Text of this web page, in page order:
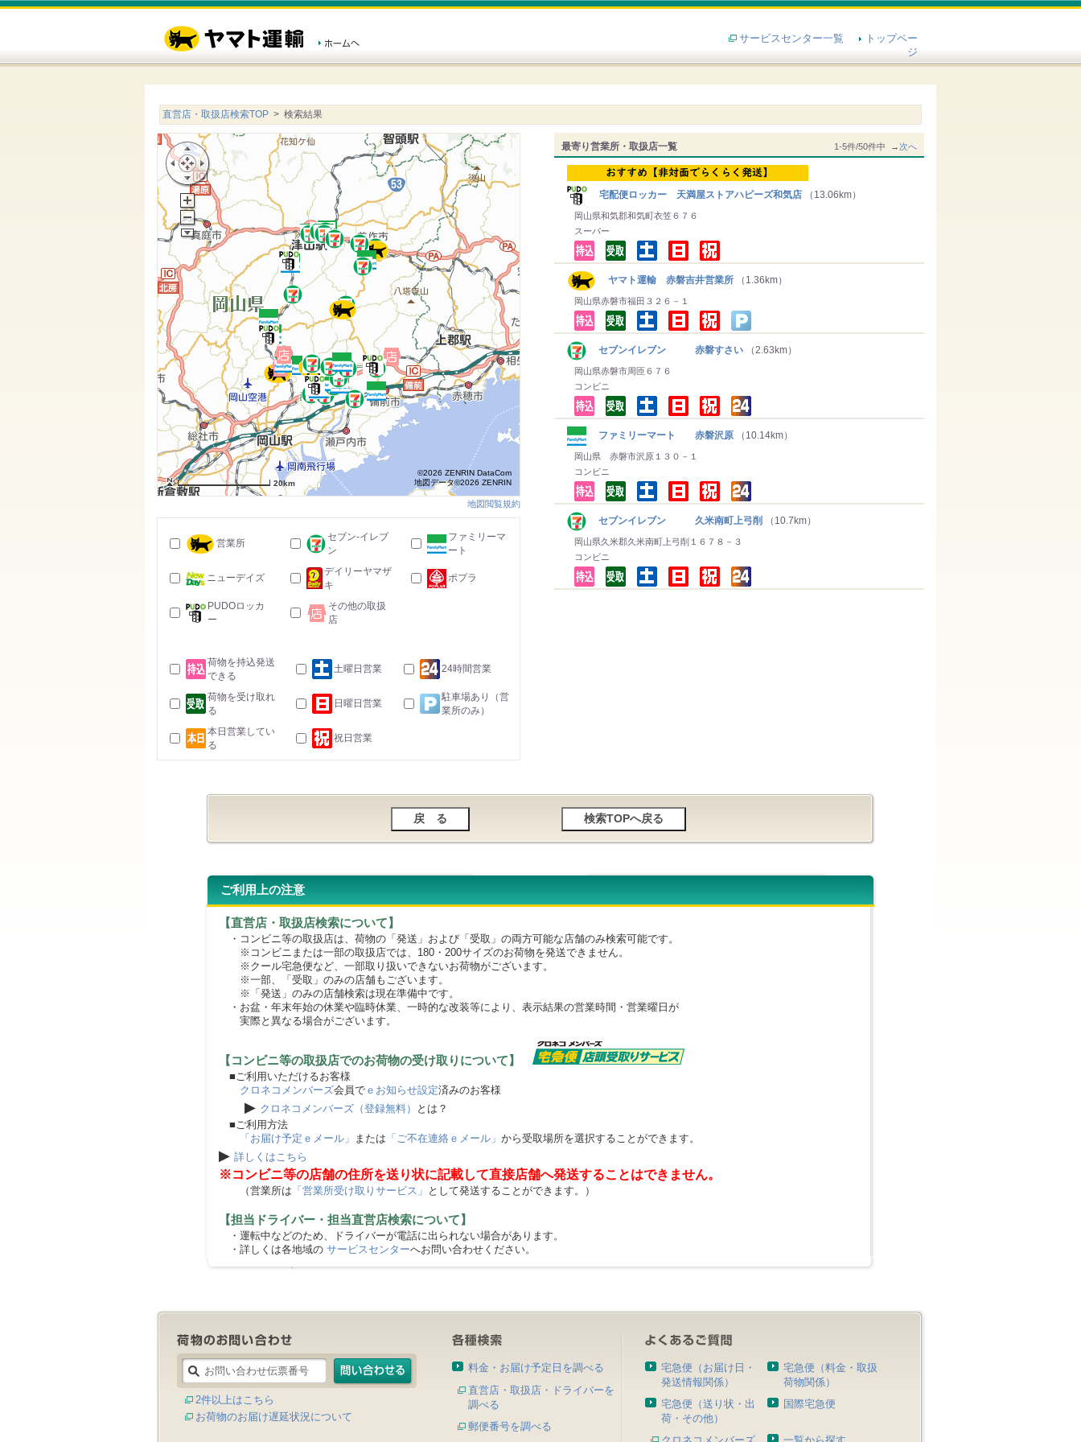
サービスセンター一覧
トップペー
ジ
直営店・取扱店検索TOP > 検索結果
最寄り営業所・取扱店一覧 1-5件/50件中 →次へ
宅配便ロッカー 天満屋ストアハピーズ和気店 （13.06km）
岡山県和気郡和気町衣笠６７６
スーパー
ヤマト運輸 赤磐吉井営業所 （1.36km）
岡山県赤磐市福田３２６－１
セブンイレブン 赤磐すさい （2.63km）
岡山県赤磐市周匝６７６
コンビニ
ファミリーマート 赤磐沢原 （10.14km）
岡山県 赤磐市沢原１３０－１
コンビニ
セブンイレブン 久米南町上弓削 （10.7km）
岡山県久米郡久米南町上弓削１６７８－３
コンビニ
20km
©2026 ZENRIN DataCom
地図データ©2026 ZENRIN
地図閲覧規約
営業所
セブン-イレブ
ン
ファミリーマ
ート
ニューデイズ
デイリーヤマザ
キ
ポプラ
PUDOロッカ
ー
その他の取扱
店
荷物を持込発送
できる
土曜日営業 24時間営業
荷物を受け取れ
る
日曜日営業
駐車場あり（営
業所のみ）
本日営業してい
る
祝日営業
ご利用上の注意
【直営店・取扱店検索について】
・コンビニ等の取扱店は、荷物の「発送」および「受取」の両方可能な店舗のみ検索可能です。
※コンビニまたは一部の取扱店では、180・200サイズのお荷物を発送できません。
※クール宅急便など、一部取り扱いできないお荷物がございます。
※一部、「受取」のみの店舗もございます。
※「発送」のみの店舗検索は現在準備中です。
・お盆・年末年始の休業や臨時休業、一時的な改装等により、表示結果の営業時間・営業曜日が
実際と異なる場合がございます。
【コンビニ等の取扱店でのお荷物の受け取りについて】
■ご利用いただけるお客様
クロネコメンバーズ会員で ｅお知らせ設定済みのお客様
▶ クロネコメンバーズ（登録無料）
とは？
■ご利用方法
「お届け予定ｅメール」 または 「ご不在連絡ｅメール」 から受取場所を選択することができます。
▶ 詳しくはこちら
※コンビニ等の店舗の住所を送り状に記載して直接店舗へ発送することはできません。
（営業所は 「営業所受け取りサービス」 として発送することができます。）
【担当ドライバー・担当直営店検索について】
・運転中などのため、ドライバーが電話に出られない場合があります。
・詳しくは各地域の サービスセンターへお問い合わせください。
2件以上はこちら
お荷物のお届け遅延状況について
料金・お届け予定日を調べる
直営店・取扱店・ドライバーを
調べる
郵便番号を調べる
宅急便（お届け日・
発送情報関係）
宅急便（料金・取扱
荷物関係）
宅急便（送り状・出
荷・その他）
国際宅急便